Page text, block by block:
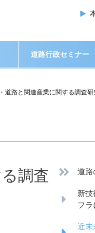
道路行政セミナー
路と関連産業に関する調査研
調査
道路
新技
フラ
近未